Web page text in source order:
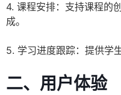
4. 课程安排：支持课程的
成。
5. 学习进度跟踪：提供学
二、用户体验